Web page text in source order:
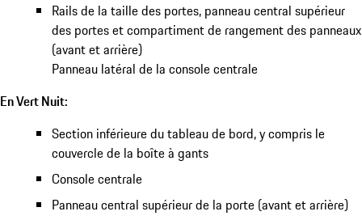
Rails de la taille des portes, panneau central supérieur
des portes et compartiment de rangement des panneaux
(avant et arrière)
Panneau latéral de la console centrale
En Vert Nuit:
Section inférieure du tableau de bord, y compris le
couvercle de la boîte à gants
Console centrale
Panneau central supérieur de la porte (avant et arrière)